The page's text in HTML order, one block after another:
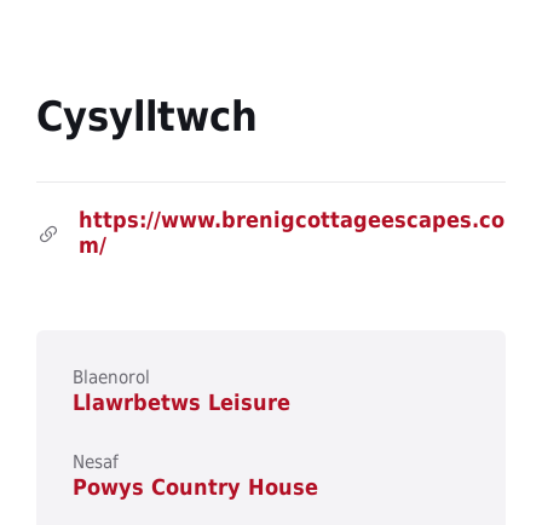
Cysylltwch
https://www.brenigcottageescapes.co
m/
Blaenorol
Llawrbetws Leisure
Nesaf
Powys Country House